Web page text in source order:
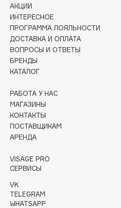
Collagenina
Consly
Corimo
CosRX
Cottolina
Crescina
Curaprox
D
d'Alba
DABO
DARLING*
Darphin
АКЦИИ
ИНТЕРЕСНОЕ
ПРОГРАММА ЛОЯЛЬНОСТИ
ДОСТАВКА И ОПЛАТА
ВОПРОСЫ И ОТВЕТЫ
БРЕНДЫ
КАТАЛОГ
РАБОТА У НАС
МАГАЗИНЫ
КОНТАКТЫ
ПОСТАВЩИКАМ
АРЕНДА
VISAGE PRO
СЕРВИСЫ
VK
TELEGRAM
WHATSAPP